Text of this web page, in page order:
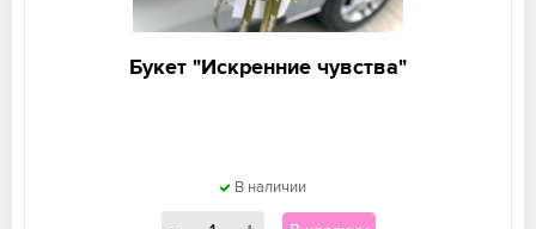
Букет "Искренние чувства"
В наличии